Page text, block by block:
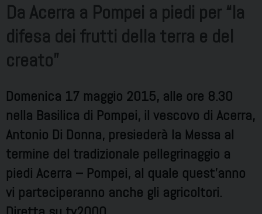
Da Acerra a Pompei a piedi per “la
difesa dei frutti della terra e del
creato”
Domenica 17 maggio 2015, alle ore 8.30
nella Basilica di Pompei, il vescovo di Acerra,
Antonio Di Donna, presiederà la Messa al
termine del tradizionale pellegrinaggio a
piedi Acerra – Pompei, al quale quest’anno
vi parteciperanno anche gli agricoltori.